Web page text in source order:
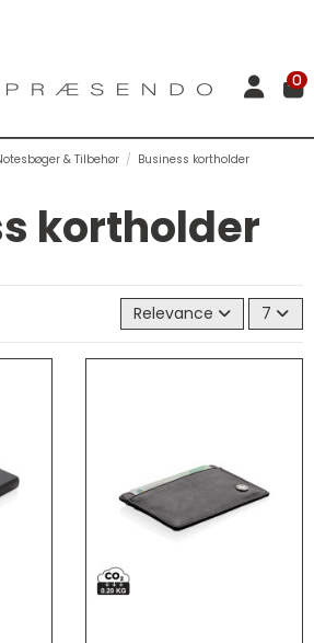
0
& Tilbehør Business kortholder
kortholder
Relevance 7